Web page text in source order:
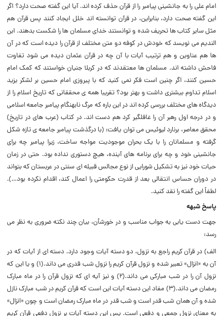
امام علی را به جانشینی پیامبر را از قرآن حذف کرده اند. آیا این گفته صحت دارد؟ اگر
این گفته صحت دارد، بنابراین، در قرآن توانسته اند خلل ایجاد کنند پس قرآن هم
مثل سایر کتاب ها تحریف شده و توانستند خدای مسلمان ها را شکست بدهند. ابن
الندیم می نویسد که خودش در کوفه دو متن مختلف از قرآن را دیده است که در آن
ها هم عناوین و هم ترتیب آیات با آن چه در قرآن عثمان دیده می شود تفاوت
فاحش داشته اند. مسلمان ها معتقدند که در کربلا جنیان خواستند که کمک امام
حسین کنند، اگر چنین است فکر نمی کنید که با پیروزی امام حسین بر لشکر یزید
اسلام تداوم بیشتری داشت و بهتر بود؟ تقریبا همه ی محققانی که تاریخ اسلام را از
دیدگاه های مختلف بررسی کرده اند در این باره که مرگ نابهنگام پیامبر جامعه اسلامی
و در درجه اول رهبر آن را غافلگیر کرد هم دست اند. در کتاب (عرب های در تاریخ)
محقق معاصر، برنارد لیوئیس می توان یافت: (با درگذشت پیامبر جامعه ی تازه شکل
گرفته و مسلمانان را با یک بحران موجودیت مواجه ساخت، زیرا پیامبر چه برای
جانشینی خود و چه برای برنامه های آینده، هیچ دستوری نداده بود. حتی در زمان
حیات خود نیز به تشکیل شورایی از نوع مجالس قبیله ای سنتی در عربستان که بتواند
در دوران حساس انتقالی بعد از قدرت حکومتی را اعمال کند، اقدام نکرده بود…).
لطفاً این گفته را نقد کنید.
پاسخ شبهه
جهت دست یابی به جواب مناسب و در خورشأن، بیان چند نکته ضروری به نظر می
رسد:
الف) در قرآن کریم راجع به نزول، دو دسته آیات وجود دارد. دسته ای از آیات که در
آن به «انزال» تعبیر شده و نزول قرآن کریم را نزول شب قدری می داند.(۱) و یا این که
نزول آن را در شب مبارکی می داند.(۲) و نیز آیه ای که نزول قرآن را در ماه مبارک
رمضان می داند.(۳) مفاد این دسته آیات این است که قرآن کریم در شب مبارک نازل
شده و آن همان شب قدر است و شب قدر در ماه مبارک رمضان است و چون «انزال»
به معنای نزول جمعی و دفعی است. پس این دسته آیات بر نزول دفعی قرآن کریم